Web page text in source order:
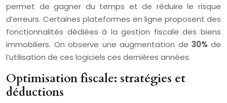
permet de gagner du temps et de réduire le risque
d’erreurs. Certaines plateformes en ligne proposent des
fonctionnalités dédiées à la gestion fiscale des biens
immobiliers. On observe une augmentation de30%de
l’utilisation de ces logiciels ces dernières années.
Optimisation fiscale: stratégies et
déductions